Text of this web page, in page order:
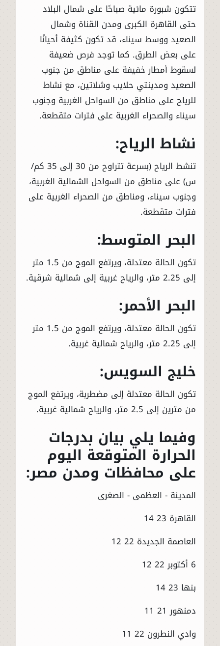
تتكون شبورة مائية صباحًا على شمال البلاد
حتى القاهرة الكبرى ومدن القناة وشمال
الصعيد ووسط سيناء، قد تكون كثيفة أحيانًا
على بعض الطرق. كما توجد فرص ضعيفة
لسقوط أمطار خفيفة على مناطق من جنوب
الصعيد ومدينتي حلايب وشلاتين، مع نشاط
للرياح على مناطق من السواحل الغربية وجنوب
سيناء والصحراء الغربية على فترات متقطعة.
نشاط الرياح:
تنشط الرياح (بسرعة تتراوح من 30 إلى 35 كم/
س) على مناطق من السواحل الشمالية الغربية،
وجنوب سيناء، ومناطق من الصحراء الغربية على
فترات متقطعة.
البحر المتوسط:
تكون الحالة معتدلة، ويرتفع الموج من 1.5 متر
إلى 2.25 متر، والرياح غربية إلى شمالية شرقية.
البحر الأحمر:
تكون الحالة معتدلة، ويرتفع الموج من 1.5 متر
إلى 2.25 متر، والرياح شمالية غربية.
خليج السويس:
تكون الحالة معتدلة إلى مضطربة، ويرتفع الموج
من مترين إلى 2.5 متر، والرياح شمالية غربية.
وفيما يلي بيان بدرجات
الحرارة المتوقعة اليوم
على محافظات ومدن مصر:
المدينة - العظمى - الصغرى
القاهرة 23 14
العاصمة الجديدة 22 12
6 أكتوبر 22 12
بنها 23 14
دمنهور 21 11
وادي النطرون 22 11